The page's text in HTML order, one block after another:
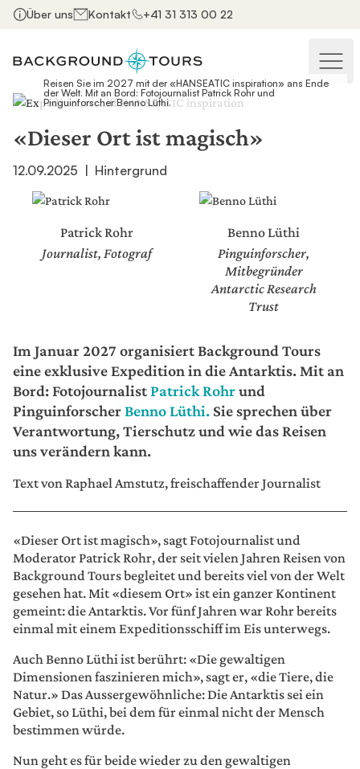
Über uns Kontakt +41 31 313 00 22
Reisen Sie im 2027 mit der «HANSEATIC inspiration» ans Ende
der Welt. Mit an Bord: Fotojournalist Patrick Rohr und
Pinguinforscher Benno Lüthi.
«Dieser Ort ist magisch»
12.09.2025 Hintergrund
Im Januar 2027 organisiert Background Tours
eine exklusive Expedition in die Antarktis. Mit an
Bord: FotojournalistPatrick Rohrund
PinguinforscherBenno Lüthi. Sie sprechen über
Verantwortung, Tierschutz und wie das Reisen
uns verändern kann.
Patrick Rohr
Journalist, Fotograf
Benno Lüthi
Pinguinforscher,
Mitbegründer
Antarctic Research
Trust
Text von Raphael Amstutz, freischaffender Journalist
«Dieser Ort ist magisch», sagt Fotojournalist und
Moderator Patrick Rohr, der seit vielen Jahren Reisen von
Background Tours begleitet und bereits viel von der Welt
gesehen hat. Mit «diesem Ort» ist ein ganzer Kontinent
gemeint: die Antarktis. Vor fünf Jahren war Rohr bereits
einmal mit einem Expeditionsschiff im Eis unterwegs.
Auch Benno Lüthi ist berührt: «Die gewaltigen
Dimensionen faszinieren mich», sagt er, «die Tiere, die
Natur.» Das Aussergewöhnliche: Die Antarktis sei ein
Gebiet, so Lüthi, bei dem für einmal nicht der Mensch
bestimmen würde.
Nun geht es für beide wieder zu den gewaltigen